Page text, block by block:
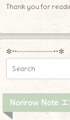
Thank you for
✼••┈┈┈┈┈┈┈┈┈••✼
Norirow Note